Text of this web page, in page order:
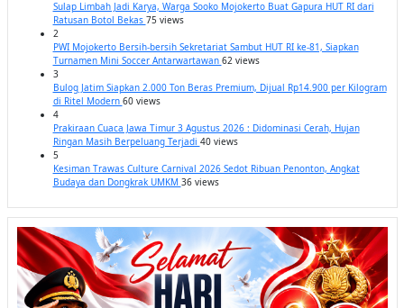
Sulap Limbah Jadi Karya, Warga Sooko Mojokerto Buat Gapura HUT RI dari
Ratusan Botol Bekas 75 views
2
PWI Mojokerto Bersih-bersih Sekretariat Sambut HUT RI ke-81, Siapkan
Turnamen Mini Soccer Antarwartawan 62 views
3
Bulog Jatim Siapkan 2.000 Ton Beras Premium, Dijual Rp14.900 per Kilogram
di Ritel Modern 60 views
4
Prakiraan Cuaca Jawa Timur 3 Agustus 2026 : Didominasi Cerah, Hujan
Ringan Masih Berpeluang Terjadi 40 views
5
Kesiman Trawas Culture Carnival 2026 Sedot Ribuan Penonton, Angkat
Budaya dan Dongkrak UMKM 36 views